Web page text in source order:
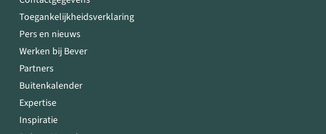
Toegankelijkheidsverklaring
Pers en nieuws
Werken bij Bever
Partners
Buitenkalender
Expertise
Inspiratie